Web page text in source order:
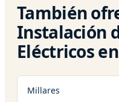
También
Instalación
Eléctricos en
Millares